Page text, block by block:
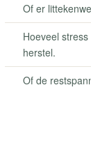
Of er
Hoeveel
herstel.
Of de